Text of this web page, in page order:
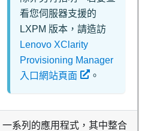
看您伺服器支援的
LXPM 版本，請造訪
Lenovo XClarity
Provisioning Manager
入口網站頁面
。
一系列的應用程式，其中整合